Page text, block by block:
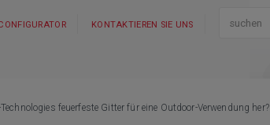
KONTAKTIEREN SIE UNS
feuerfeste Gitter für eine Outdoor-Verwendung her?